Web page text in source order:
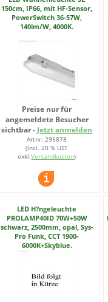
150cm, IP66, mit HF-Sensor,
PowerSwitch 36-57W,
140lm/W, 4000K.
Preise nur für
angemeldete Besucher
sichtbar - Jetzt anmelden
Artnr: 295878
(incl. 20 % UST
exkl.Versandkosten)
LED H?ngeleuchte
PROLAMP40ID 70W+50W
schwarz, 2500mm, opal, Sys-
Pro Funk, CCT 1900-
6000K+Skyblue.